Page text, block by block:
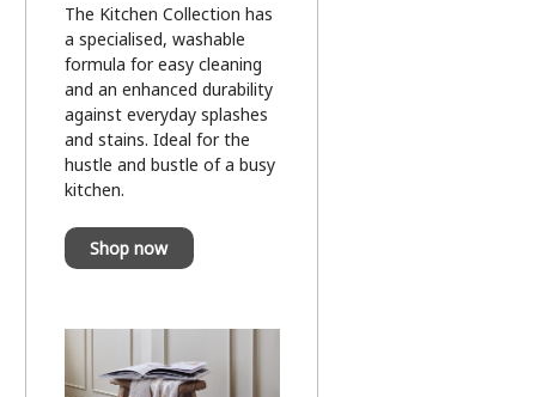
The Kitchen Collection has
a specialised, washable
formula for easy cleaning
and an enhanced durability
against everyday splashes
and stains. Ideal for the
hustle and bustle of a busy
kitchen.
Shop now